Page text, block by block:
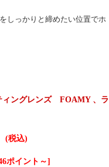
しっかりと締めたい位置でホ
ィングレンズ FOAMY 、ラ
(税込)
ポイント～]